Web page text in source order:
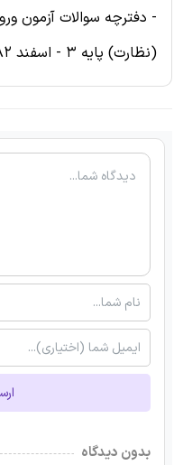
- دفترچه سوالات آزمون
(نظارت) پایه 3 - اسفند 82
بدون دیدگاه